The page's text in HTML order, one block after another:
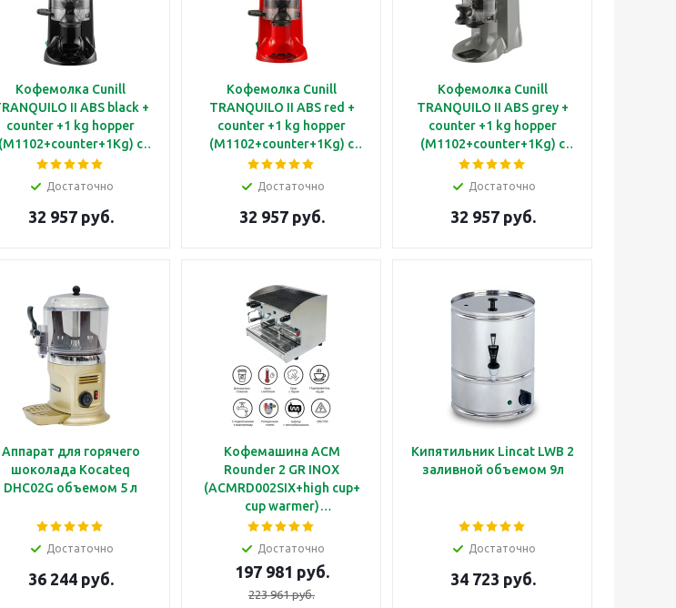
Кофемолка Cunill
II ABS black +
counter +1 kg hopper
(M1102+counter+1Kg) с
увеличенным бункером
для зерна 1 кг, бункер
кг, жернова Ø60 мм,
Достаточно
32 957 руб.
Кофемолка Cunill
TRANQUILO II ABS red +
counter +1 kg hopper
(M1102+counter+1Kg) с
увеличенным бункером
для зерна 1 кг, бункер
кг, жернова Ø60 мм,
Достаточно
32 957 руб.
Кофемолка Cunill
TRANQUILO II ABS grey +
counter +1 kg hopper
(M1102+counter+1Kg) с
увеличенным бункером
для зерна 1 кг, бункер
кг, жернова Ø60 мм,
Достаточно
32 957 руб.
Аппарат для горячего
шоколада Kocateq
DHC02G объемом 5 л
Достаточно
36 244 руб.
Кофемашина ACM
Rounder 2 GR INOX
(ACMRD002SIX+high cup+
cup warmer)
полуавтоматическая с 2
группами под высокие
чашек
Достаточно
197 981 руб.
223 961 руб.
Кипятильник Lincat LWB 2
заливной объемом 9л
Достаточно
34 723 руб.